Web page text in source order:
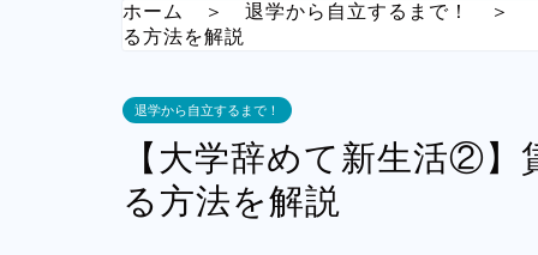
ホーム ＞ 退学から自立するまで！ ＞
る方法を解説
退学から自立するまで！
【大学辞めて新生活②
る方法を解説